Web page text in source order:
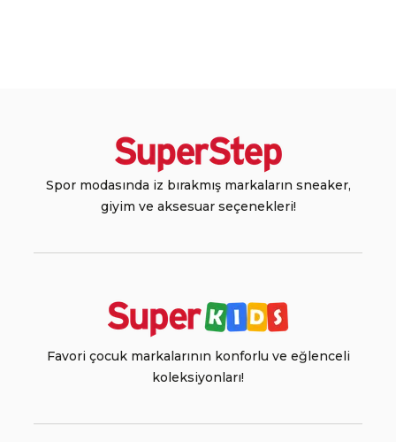
Spor modasında iz bırakmış markaların sneaker,
giyim ve aksesuar seçenekleri!
Favori çocuk markalarının konforlu ve eğlenceli
koleksiyonları!